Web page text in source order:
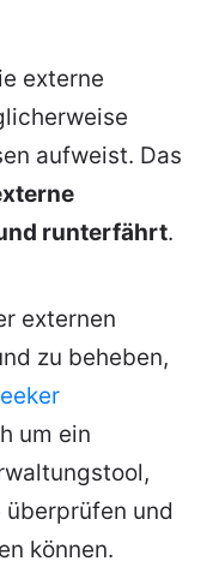
externe
aufweist. Das
runterfährt.
externen
zu beheben,
um ein
und
können.